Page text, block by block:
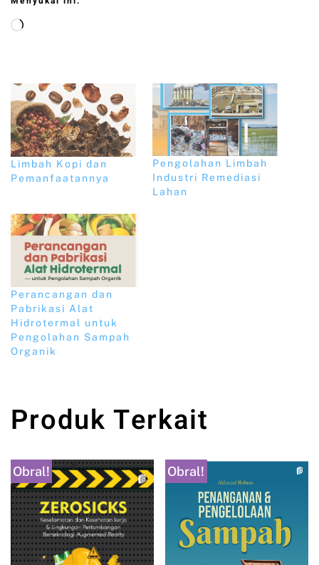
Limbah Kopi dan
Pemanfaatannya
Pengolahan Limbah
Industri Remediasi
Lahan
Perancangan dan
Pabrikasi Alat
Hidrotermal untuk
Pengolahan Sampah
Organik
Produk Terkait
Obral! Obral!